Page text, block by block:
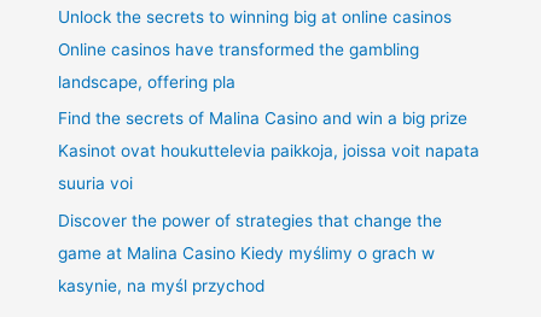
Unlock the secrets to winning big at online casinos
Online casinos have transformed the gambling
landscape, offering pla
Find the secrets of Malina Casino and win a big prize
Kasinot ovat houkuttelevia paikkoja, joissa voit napata
suuria voi
Discover the power of strategies that change the
game at Malina Casino Kiedy myślimy o grach w
kasynie, na myśl przychod